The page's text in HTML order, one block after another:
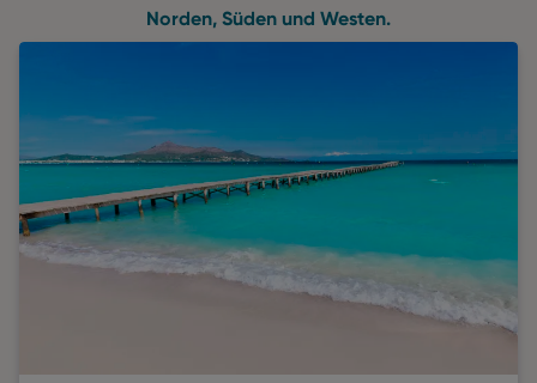
Norden, Süden und Westen.